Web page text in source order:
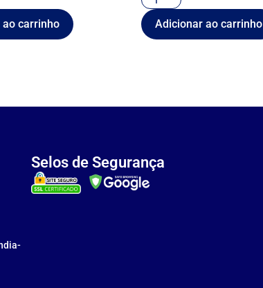
carrinho Adicionar ao carrinho
Selos de Segurança